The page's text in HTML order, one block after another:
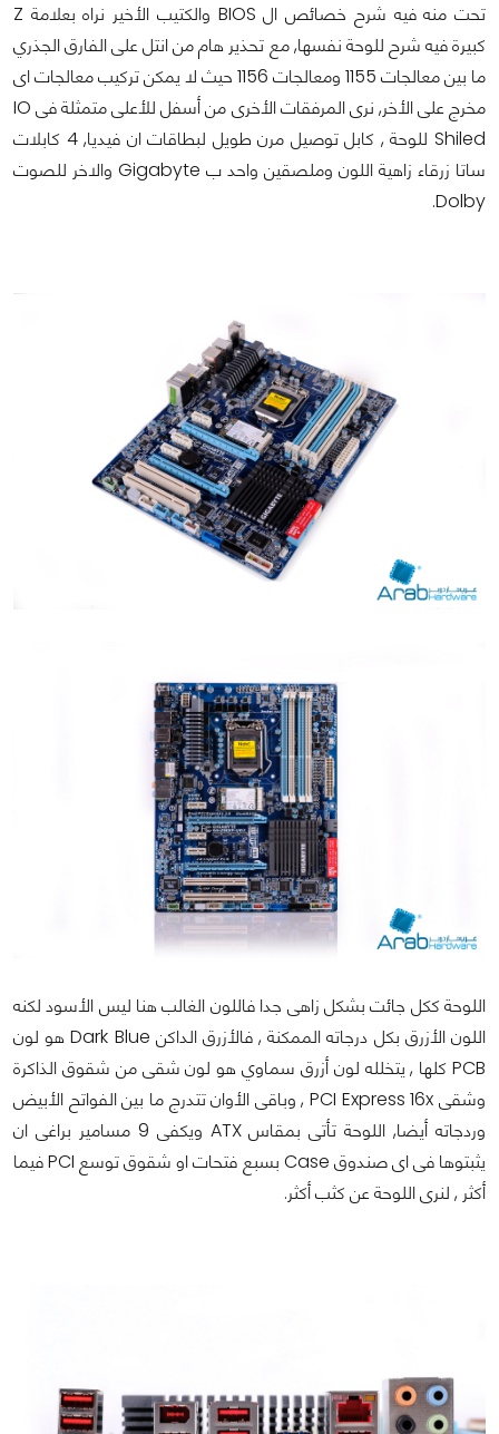
تحت منه فيه شرح خصائص ال BIOS والكتيب الأخير نراه بعلامة Z
كبيرة فيه شرح للوحة نفسها, مع تحذير هام من انتل على الفارق الجذري
ما بين معالجات 1155 ومعالجات 1156 حيث لا يمكن تركيب معالجات اى
مخرج على الأخر, نرى المرفقات الأخرى من أسفل للأعلى متمثلة فى IO
Shiled للوحة , كابل توصيل مرن طويل لبطاقات ان فيديا, 4 كابلات
ساتا زرقاء زاهية اللون وملصقين واحد ب Gigabyte والاخر للصوت
Dolby.
اللوحة ككل جائت بشكل زاهى جدا فاللون الغالب هنا ليس الأسود لكنه
اللون الأزرق بكل درجاته الممكنة , فالأزرق الداكن Dark Blue هو لون
PCB كلها , يتخلله لون أزرق سماوي هو لون شقى من شقوق الذاكرة
وشقى PCI Express 16x , وباقى الأوان تتدرج ما بين الفواتح الأبيض
وردجاته أيضا, اللوحة تأتى بمقاس ATX ويكفى 9 مسامير براغى ان
يثبتوها فى اى صندوق Case بسبع فتحات او شقوق توسع PCI فيما
أكثر , لنرى اللوحة عن كثب أكثر.